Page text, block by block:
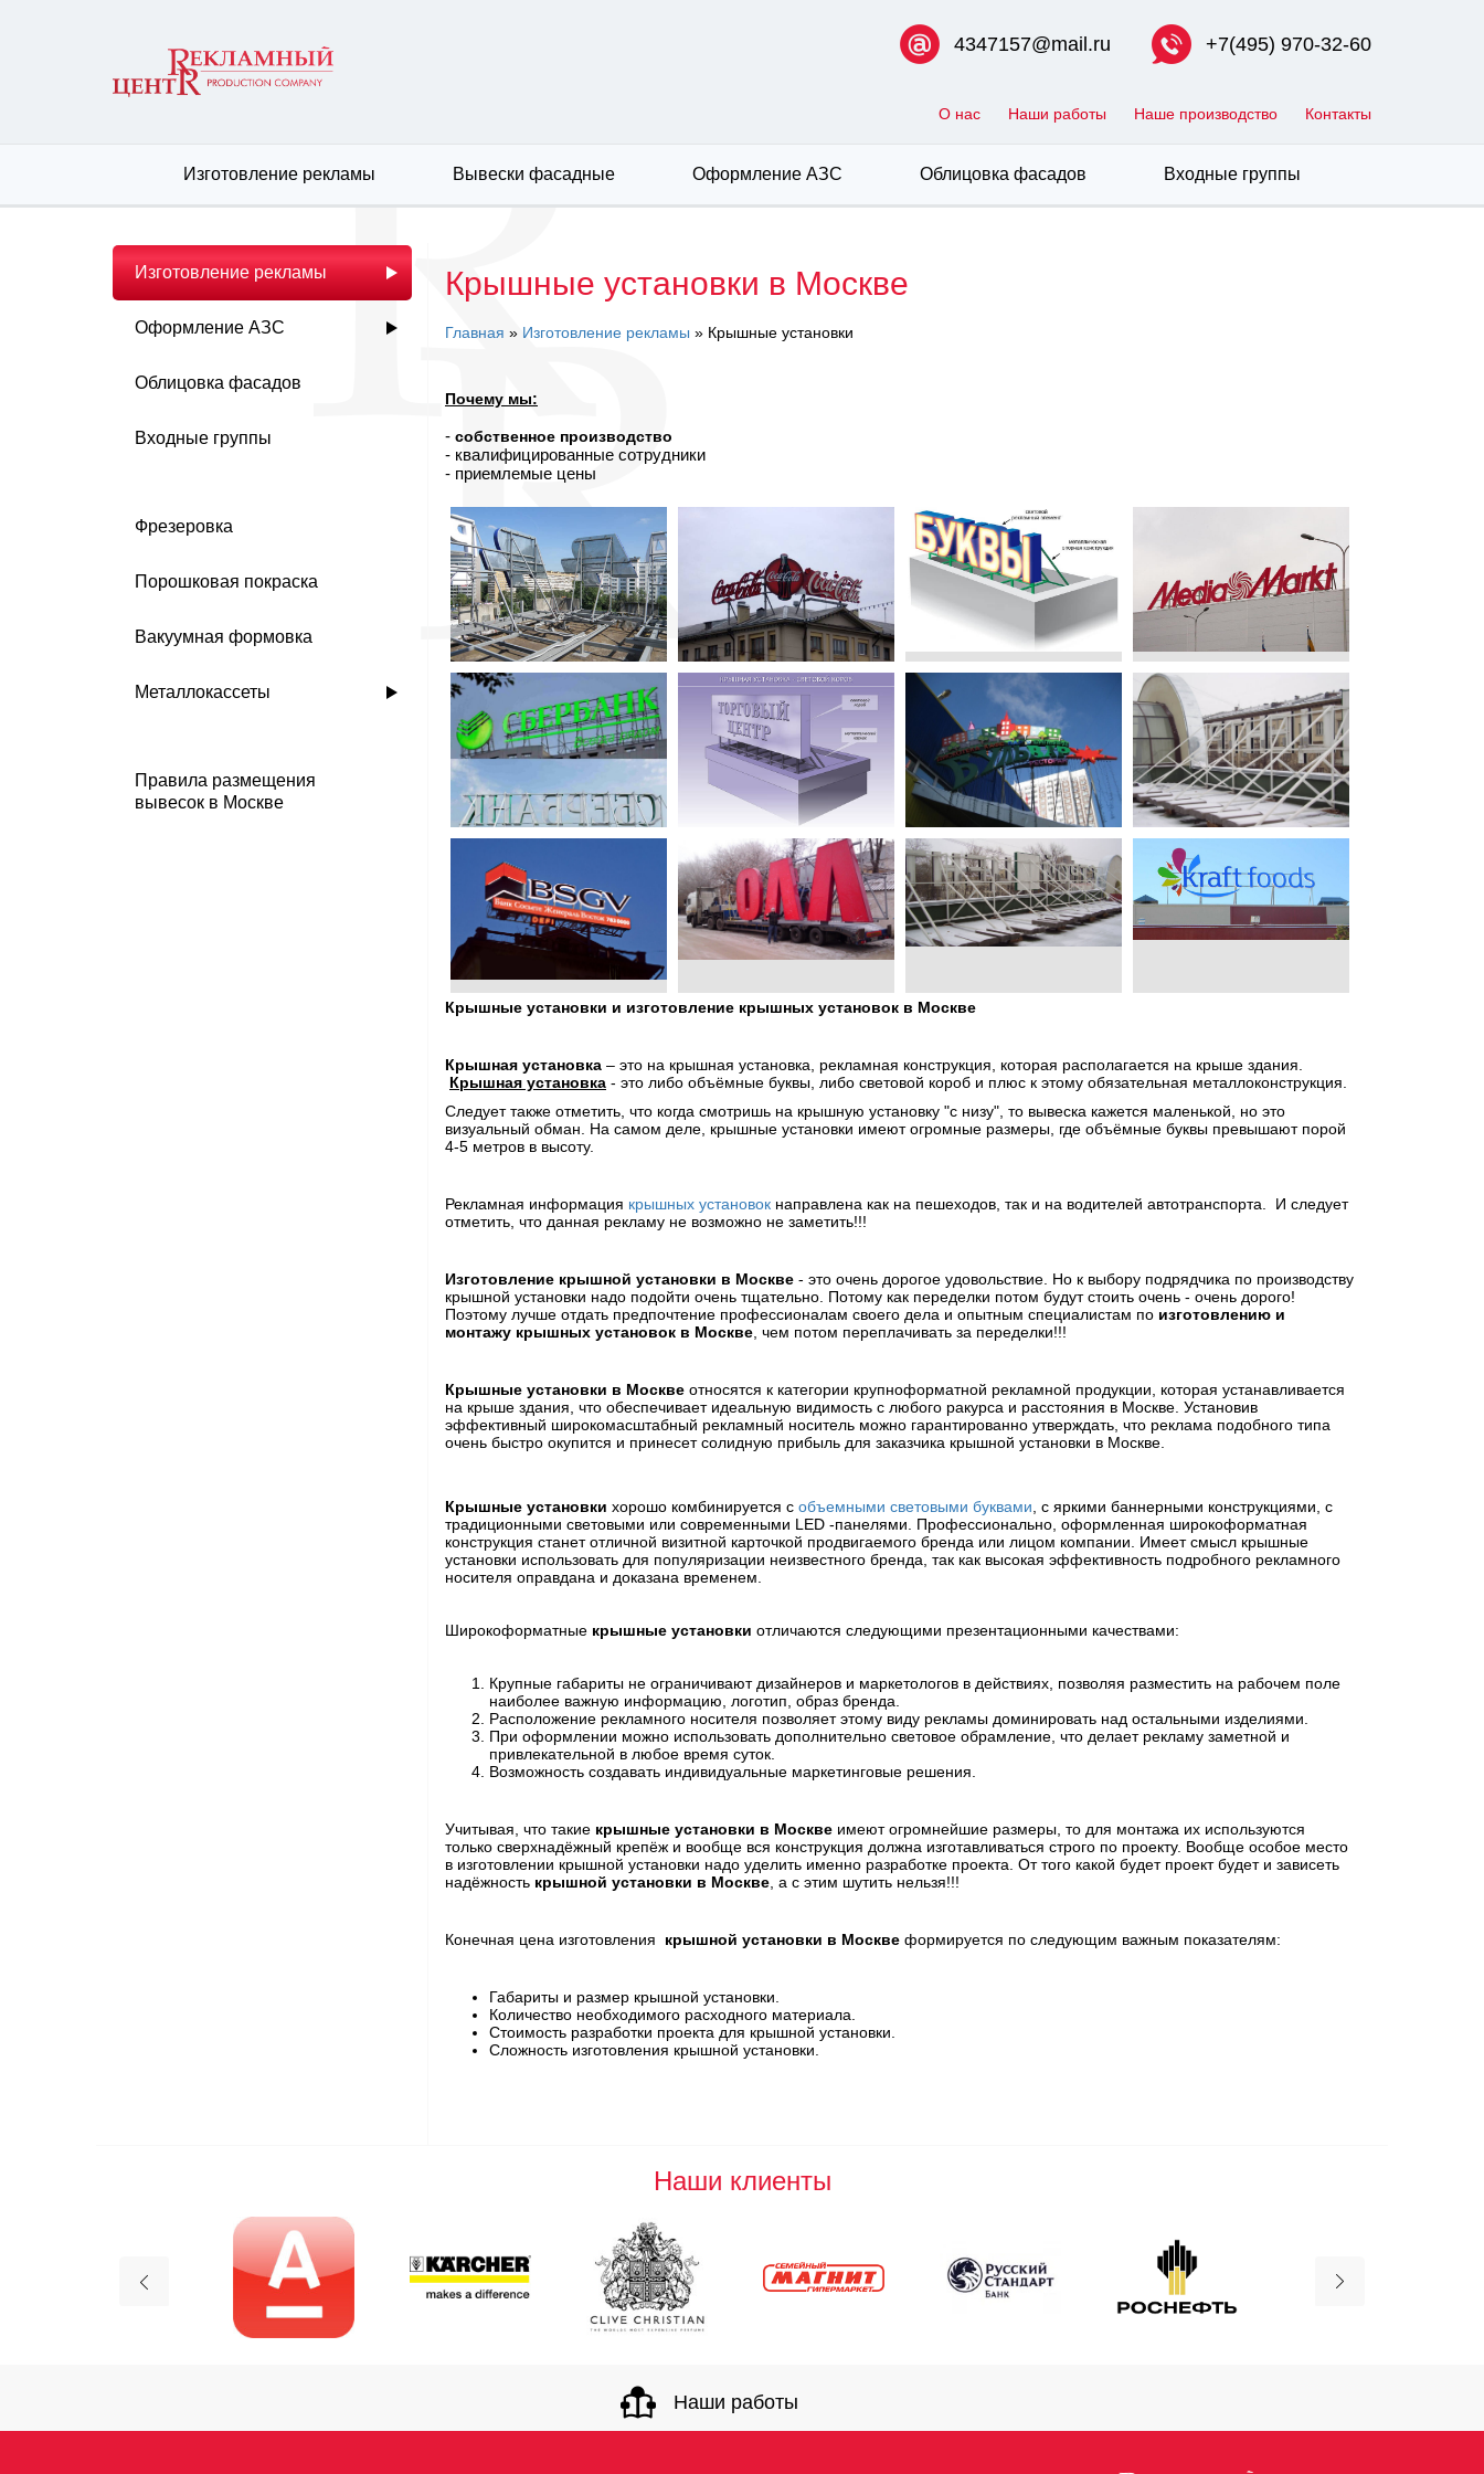
4347157@mail.ru +7(495) 970-32-60
О нас Наши работы Наше производство Контакты
Изготовление рекламы Вывески фасадные Оформление АЗС Облицовка фасадов Входные группы
Изготовление рекламы
Оформление АЗС
Облицовка фасадов
Входные группы
Фрезеровка
Порошковая покраска
Вакуумная формовка
Металлокассеты
Правила размещения
вывесок в Москве
Крышные установки в Москве
Главная » Изготовление рекламы » Крышные установки
Почему мы:
- собственное производство
- квалифицированные сотрудники
- приемлемые цены
Крышные установки и изготовление крышных установок в Москве
Крышная установка – это на крышная установка, рекламная конструкция, которая располагается на крыше здания.
Крышная установка - это либо объёмные буквы, либо световой короб и плюс к этому обязательная металлоконструкция.
Следует также отметить, что когда смотришь на крышную установку "с низу", то вывеска кажется маленькой, но это
визуальный обман. На самом деле, крышные установки имеют огромные размеры, где объёмные буквы превышают порой
4-5 метров в высоту.
Рекламная информация крышных установок направлена как на пешеходов, так и на водителей автотранспорта. И следует
отметить, что данная рекламу не возможно не заметить!!!
Изготовление крышной установки в Москве - это очень дорогое удовольствие. Но к выбору подрядчика по производству
крышной установки надо подойти очень тщательно. Потому как переделки потом будут стоить очень - очень дорого!
Поэтому лучше отдать предпочтение профессионалам своего дела и опытным специалистам по изготовлению и
монтажу крышных установок в Москве , чем потом переплачивать за переделки!!!
Крышные установки в Москве относятся к категории крупноформатной рекламной продукции, которая устанавливается
на крыше здания, что обеспечивает идеальную видимость с любого ракурса и расстояния в Москве. Установив
эффективный широкомасштабный рекламный носитель можно гарантированно утверждать, что реклама подобного типа
очень быстро окупится и принесет солидную прибыль для заказчика крышной установки в Москве.
Крышные установки хорошо комбинируется с объемными световыми буквами , с яркими баннерными конструкциями, с
традиционными световыми или современными LED -панелями. Профессионально, оформленная широкоформатная
конструкция станет отличной визитной карточкой продвигаемого бренда или лицом компании. Имеет смысл крышные
установки использовать для популяризации неизвестного бренда, так как высокая эффективность подробного рекламного
носителя оправдана и доказана временем.
Широкоформатные крышные установки отличаются следующими презентационными качествами:
Крупные габариты не ограничивают дизайнеров и маркетологов в действиях, позволяя разместить на рабочем поле
наиболее важную информацию, логотип, образ бренда.
Расположение рекламного носителя позволяет этому виду рекламы доминировать над остальными изделиями.
При оформлении можно использовать дополнительно световое обрамление, что делает рекламу заметной и
привлекательной в любое время суток.
Возможность создавать индивидуальные маркетинговые решения.
Учитывая, что такие крышные установки в Москве имеют огромнейшие размеры, то для монтажа их используются
только сверхнадёжный крепёж и вообще вся конструкция должна изготавливаться строго по проекту. Вообще особое место
в изготовлении крышной установки надо уделить именно разработке проекта. От того какой будет проект будет и зависеть
надёжность крышной установки в Москве , а с этим шутить нельзя!!!
Конечная цена изготовления крышной установки в Москве формируется по следующим важным показателям:
Габариты и размер крышной установки.
Количество необходимого расходного материала.
Стоимость разработки проекта для крышной установки.
Сложность изготовления крышной установки.
Наши клиенты
Наши работы